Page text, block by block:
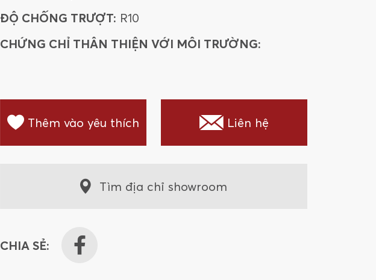
ĐỘ CHỐNG TRƯỢT: R10
CHỨNG CHỈ THÂN THIỆN VỚI MÔI TRƯỜNG:
Thêm vào yêu thích Liên hệ
Tìm địa chỉ showroom
CHIA SẺ: